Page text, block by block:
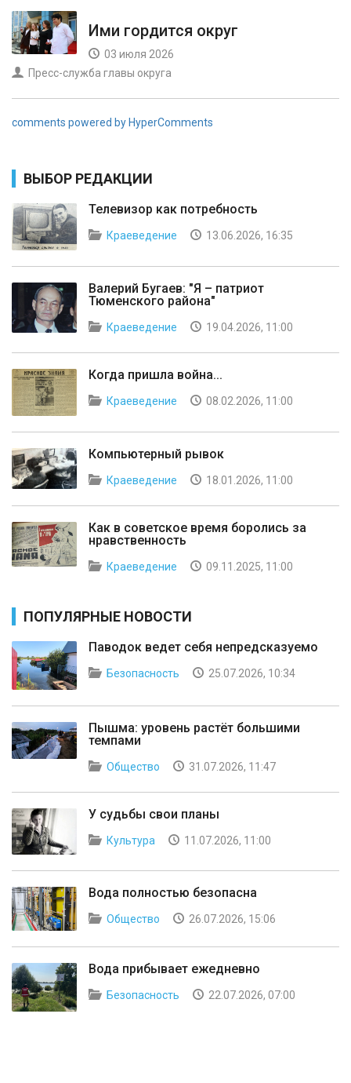
Ими гордится округ
03 июля 2026
Пресс-служба главы округа
comments powered by HyperComments
ВЫБОР РЕДАКЦИИ
Телевизор как потребность
Краеведение 13.06.2026, 16:35
Валерий Бугаев: "Я – патриот
Тюменского района"
Краеведение 19.04.2026, 11:00
Когда пришла война...
Краеведение 08.02.2026, 11:00
Компьютерный рывок
Краеведение 18.01.2026, 11:00
Как в советское время боролись за
нравственность
Краеведение 09.11.2025, 11:00
ПОПУЛЯРНЫЕ НОВОСТИ
Паводок ведет себя непредсказуемо
Безопасность 25.07.2026, 10:34
Пышма: уровень растёт большими
темпами
Общество 31.07.2026, 11:47
У судьбы свои планы
Культура 11.07.2026, 11:00
Вода полностью безопасна
Общество 26.07.2026, 15:06
Вода прибывает ежедневно
Безопасность 22.07.2026, 07:00